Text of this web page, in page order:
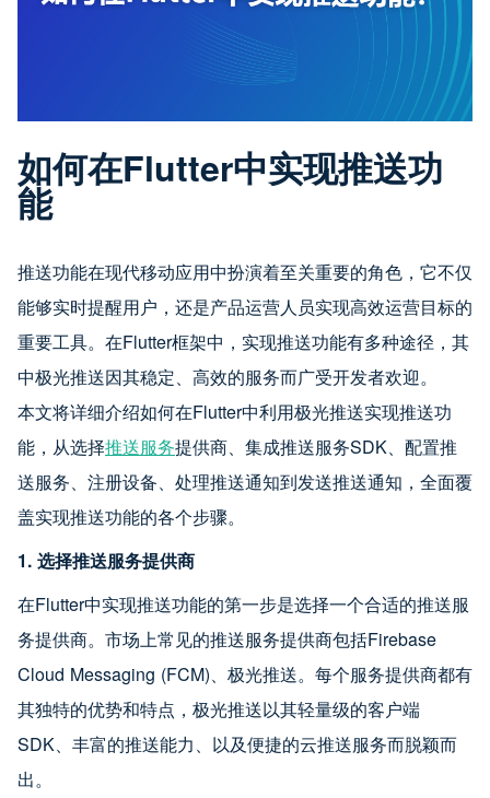
如何在Flutter中实现推送功
能
推送功能在现代移动应用中扮演着至关重要的角色，它不仅
能够实时提醒用户，还是产品运营人员实现高效运营目标的
重要工具。在Flutter框架中，实现推送功能有多种途径，其
中极光推送因其稳定、高效的服务而广受开发者欢迎。
本文将详细介绍如何在Flutter中利用极光推送实现推送功
能，从选择推送服务提供商、集成推送服务SDK、配置推
送服务、注册设备、处理推送通知到发送推送通知，全面覆
盖实现推送功能的各个步骤。
1. 选择推送服务提供商
在Flutter中实现推送功能的第一步是选择一个合适的推送服
务提供商。市场上常见的推送服务提供商包括Firebase
Cloud Messaging (FCM)、极光推送。每个服务提供商都有
其独特的优势和特点，极光推送以其轻量级的客户端
SDK、丰富的推送能力、以及便捷的云推送服务而脱颖而
出。